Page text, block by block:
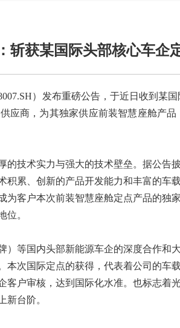
斩获某国际头部核心车企
）发布重磅公告，于近日收到某
应商，为其独家供应前装智慧座舱产品
的技术实力与强大的技术壁垒。据公告
积累、创新的产品开发能力和丰富的车
为客户本次前装智慧座舱定点产品的独
位。
等国内头部新能源车企的深度合作和
本次国际定点的获得，代表着公司的车
客户审核，达到国际化水准。也标志着
新台阶。